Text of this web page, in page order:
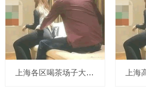
上海各区喝茶场子大选，精选优质之地